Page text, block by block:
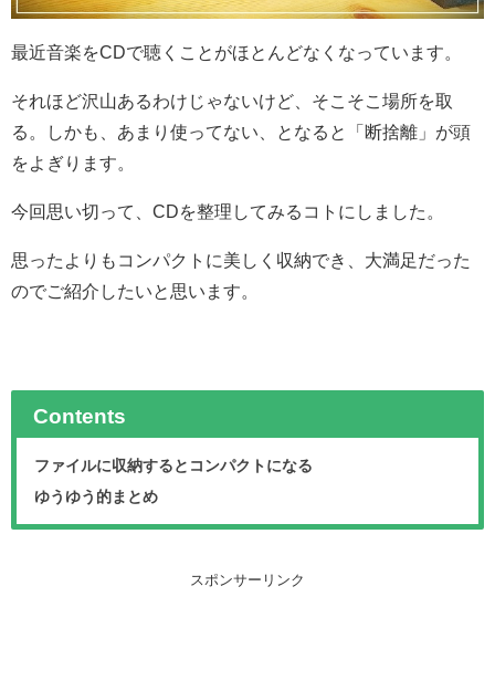
最近音楽をCDで聴くことがほとんどなくなっています。
それほど沢山あるわけじゃないけど、そこそこ場所を取
る。しかも、あまり使ってない、となると「断捨離」が頭
をよぎります。
今回思い切って、CDを整理してみるコトにしました。
思ったよりもコンパクトに美しく収納でき、大満足だった
のでご紹介したいと思います。
Contents
ファイルに収納するとコンパクトになる
ゆうゆう的まとめ
スポンサーリンク